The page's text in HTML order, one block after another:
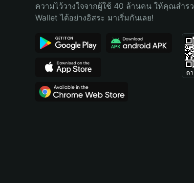
Português (Brasil)
ความไว้วางใจจากผู้ใช้ 40 ล้านคน ให้คุณสำร
Wallet ได้อย่างอิสระ มาเริ่มกันเลย!
ด